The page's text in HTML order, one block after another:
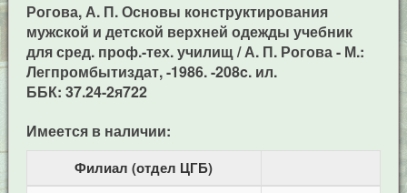
Рогова, А. П. Основы конструктирования
мужской и детской верхней одежды учебник
для сред. проф.-тех. училищ / А. П. Рогова - М.:
Легпромбытиздат, -1986. -208c. ил.
ББК: 37.24-2я722
Имеется в наличии:
Филиал (отдел ЦГБ)